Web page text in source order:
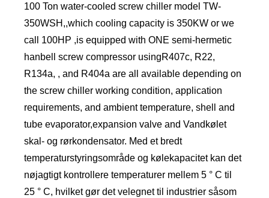
100 Ton water-cooled screw chiller model TW-
350WSH,,which cooling capacity is 350KW or we
call 100HP ,is equipped with ONE semi-hermetic
hanbell screw compressor usingR407c, R22,
R134a, , and R404a are all available depending on
the screw chiller working condition, application
requirements, and ambient temperature, shell and
tube evaporator,expansion valve and Vandkølet
skal- og rørkondensator. Med et bredt
temperaturstyringsområde og kølekapacitet kan det
nøjagtigt kontrollere temperaturer mellem 5 ° C til
25 ° C, hvilket gør det velegnet til industrier såsom